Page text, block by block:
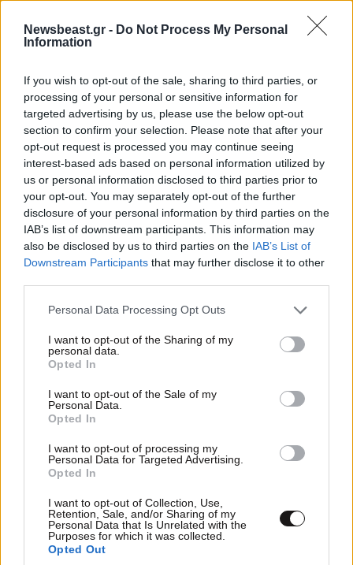
Newsbeast.gr - Do Not Process My Personal
Information
If you wish to opt-out of the sale, sharing to third parties, or
processing of your personal or sensitive information for
targeted advertising by us, please use the below opt-out
section to confirm your selection. Please note that after your
opt-out request is processed you may continue seeing
interest-based ads based on personal information utilized by
us or personal information disclosed to third parties prior to
your opt-out. You may separately opt-out of the further
disclosure of your personal information by third parties on the
IAB’s list of downstream participants. This information may
also be disclosed by us to third parties on the IAB’s List of
Downstream Participants that may further disclose it to other
Please note that this website/app uses one or more Google
not limited to your visit or usage behaviour. You may click to
grant or deny consent to Google and its third-party tags to
use your data for below specified purposes in below Google
consent section.
Personal Data Processing Opt Outs
I want to opt-out of the Sharing of my
personal data.
Opted In
I want to opt-out of the Sale of my
Personal Data.
Opted In
I want to opt-out of processing my
Personal Data for Targeted Advertising.
Opted In
I want to opt-out of Collection, Use,
Retention, Sale, and/or Sharing of my
Personal Data that Is Unrelated with the
Purposes for which it was collected.
Opted Out